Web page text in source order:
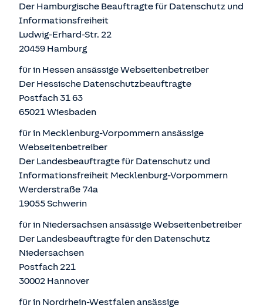
Der Hamburgische Beauftragte für Datenschutz und
Informationsfreiheit
Ludwig-Erhard-Str. 22
20459 Hamburg
für in Hessen ansässige Webseitenbetreiber
Der Hessische Datenschutzbeauftragte
Postfach 31 63
65021 Wiesbaden
für in Mecklenburg-Vorpommern ansässige
Webseitenbetreiber
Der Landesbeauftragte für Datenschutz und
Informationsfreiheit Mecklenburg-Vorpommern
Werderstraße 74a
19055 Schwerin
für in Niedersachsen ansässige Webseitenbetreiber
Der Landesbeauftragte für den Datenschutz
Niedersachsen
Postfach 221
30002 Hannover
für in Nordrhein-Westfalen ansässige